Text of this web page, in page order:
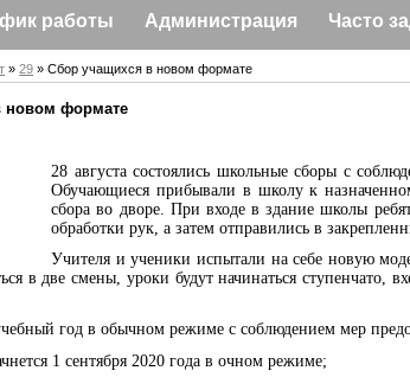
работы Администрация Часто
» 29 » Сбор учащихся в новом формате
новом формате
28 августа состоялись школьные сборы с
Обучающиеся прибывали в школу к
сбора во дворе. При входе в здание школы
обработки рук, а затем отправились в
Учителя и ученики испытали на себе новую
в две смены, уроки будут начинаться ступенчато,
год в обычном режиме с соблюдением мер
1 сентября 2020 года в очном режиме;